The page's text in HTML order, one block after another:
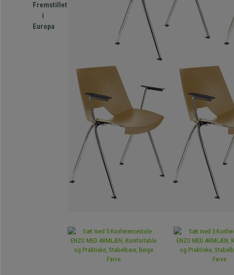
Fremstillet
i
Europa